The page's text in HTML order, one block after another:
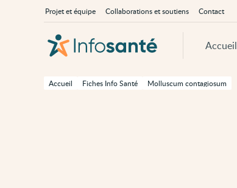
Accueil Fiches Info Santé Molluscum contagiosum
principale
Accueil
À
propos
Projet et équipe Collaborations et soutiens Contact